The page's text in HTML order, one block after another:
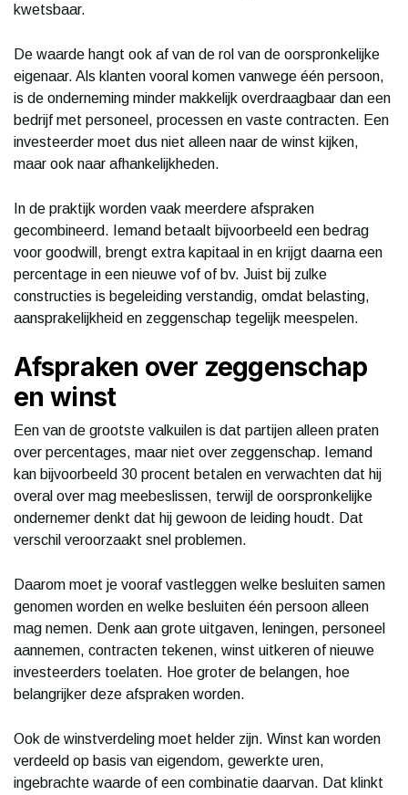
kwetsbaar.
De waarde hangt ook af van de rol van de oorspronkelijke
eigenaar. Als klanten vooral komen vanwege één persoon,
is de onderneming minder makkelijk overdraagbaar dan een
bedrijf met personeel, processen en vaste contracten. Een
investeerder moet dus niet alleen naar de winst kijken,
maar ook naar afhankelijkheden.
In de praktijk worden vaak meerdere afspraken
gecombineerd. Iemand betaalt bijvoorbeeld een bedrag
voor goodwill, brengt extra kapitaal in en krijgt daarna een
percentage in een nieuwe vof of bv. Juist bij zulke
constructies is begeleiding verstandig, omdat belasting,
aansprakelijkheid en zeggenschap tegelijk meespelen.
Afspraken over zeggenschap
en winst
Een van de grootste valkuilen is dat partijen alleen praten
over percentages, maar niet over zeggenschap. Iemand
kan bijvoorbeeld 30 procent betalen en verwachten dat hij
overal over mag meebeslissen, terwijl de oorspronkelijke
ondernemer denkt dat hij gewoon de leiding houdt. Dat
verschil veroorzaakt snel problemen.
Daarom moet je vooraf vastleggen welke besluiten samen
genomen worden en welke besluiten één persoon alleen
mag nemen. Denk aan grote uitgaven, leningen, personeel
aannemen, contracten tekenen, winst uitkeren of nieuwe
investeerders toelaten. Hoe groter de belangen, hoe
belangrijker deze afspraken worden.
Ook de winstverdeling moet helder zijn. Winst kan worden
verdeeld op basis van eigendom, gewerkte uren,
ingebrachte waarde of een combinatie daarvan. Dat klinkt